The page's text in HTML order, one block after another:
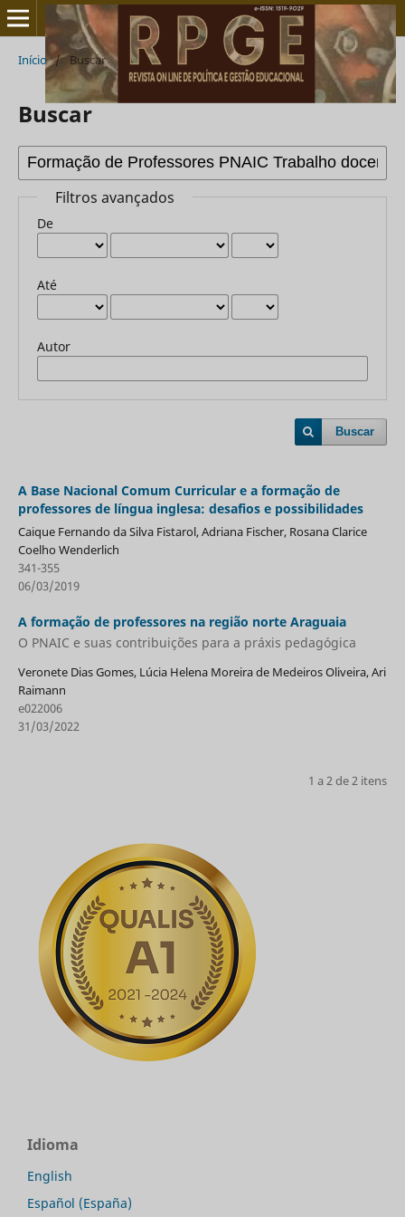
Início / Buscar
Buscar
Filtros avançados
De
Até
Autor
Buscar
A Base Nacional Comum Curricular e a formação de
professores de língua inglesa: desafios e possibilidades
Caique Fernando da Silva Fistarol, Adriana Fischer, Rosana Clarice
Coelho Wenderlich
341-355
06/03/2019
A formação de professores na região norte Araguaia
O PNAIC e suas contribuições para a práxis pedagógica
Veronete Dias Gomes, Lúcia Helena Moreira de Medeiros Oliveira, Ari
Raimann
e022006
31/03/2022
1 a 2 de 2 itens
Idioma
English
Español (España)